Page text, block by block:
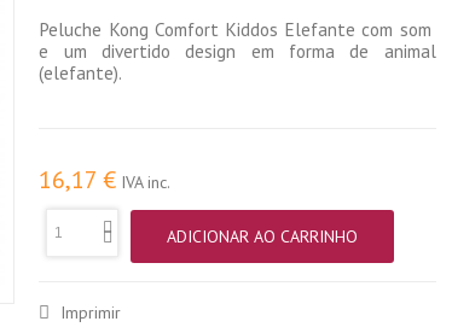
Peluche Kong Comfort Kiddos Elefante com som
e um divertido design em forma de animal
(elefante).
16,17 € IVA inc.
ADICIONAR AO CARRINHO
Imprimir